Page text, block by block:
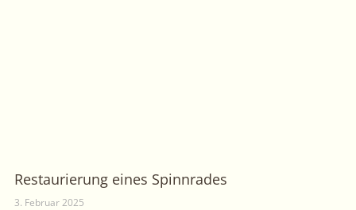
Restaurierung eines Spinnrades
3. Februar 2025